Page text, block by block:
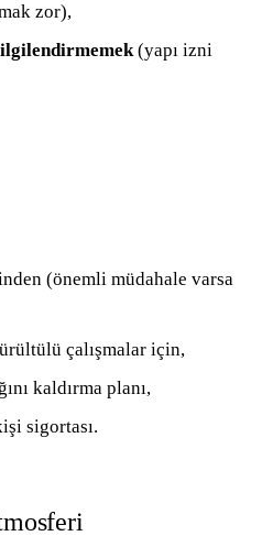
zor),
(yapı izni
(önemli müdahale varsa
çalışmalar için,
kaldırma planı,
sigortası.